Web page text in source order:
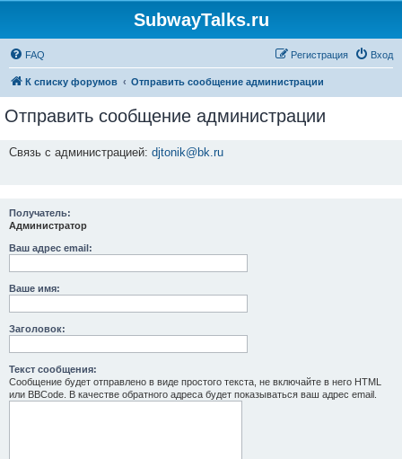
SubwayTalks.ru
FAQ Вход
Регистрация
К списку форумов Отправить сообщение администрации
Отправить сообщение администрации
Связь с администрацией: djtonik@bk.ru
Получатель:
Администратор
Ваш адрес email:
Ваше имя:
Заголовок:
Текст сообщения:
Сообщение будет отправлено в виде простого текста, не включайте в него HTML
или BBCode. В качестве обратного адреса будет показываться ваш адрес email.